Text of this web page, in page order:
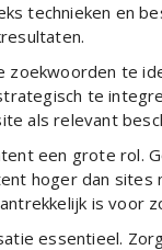
technieken en
te
te
als relevant
een grote rol.
hoger dan sites
is voor
essentieel.